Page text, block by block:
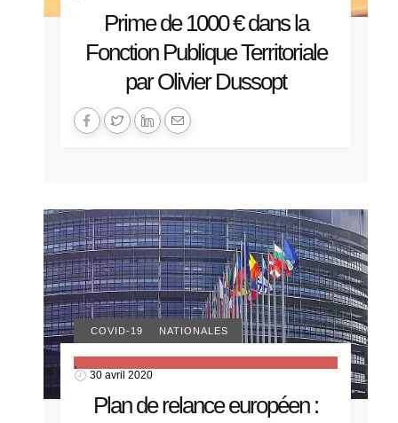
Prime de 1000 € dans la
Fonction Publique Territoriale
par Olivier Dussopt
ACTUALITÉS NATIONALES
COVID-19
30 avril 2020
Plan de relance européen :